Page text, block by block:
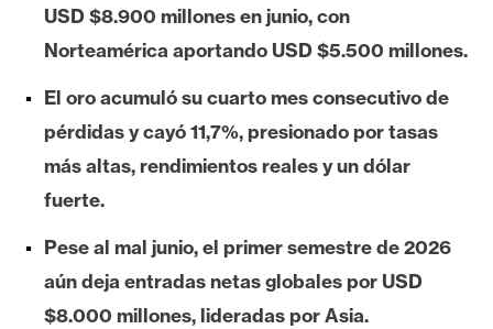
e
u
A
A
n
á
USD $8.900 millones en junio, con
Norteamérica aportando USD $5.500 millones.
El oro acumuló su cuarto mes consecutivo de
pérdidas y cayó 11,7%, presionado por tasas
más altas, rendimientos reales y un dólar
fuerte.
Pese al mal junio, el primer semestre de 2026
aún deja entradas netas globales por USD
$8.000 millones, lideradas por Asia.